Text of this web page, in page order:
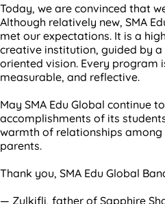
Today, we are convinced that
Although relatively new, SMA
met our expectations. It is a
creative institution, guided by
oriented vision. Every program
measurable, and reflective.
May SMA Edu Global continue
accomplishments of its
warmth of relationships among
parents.
Thank you, SMA Edu Global
— Zulkifli, father of Sapphire